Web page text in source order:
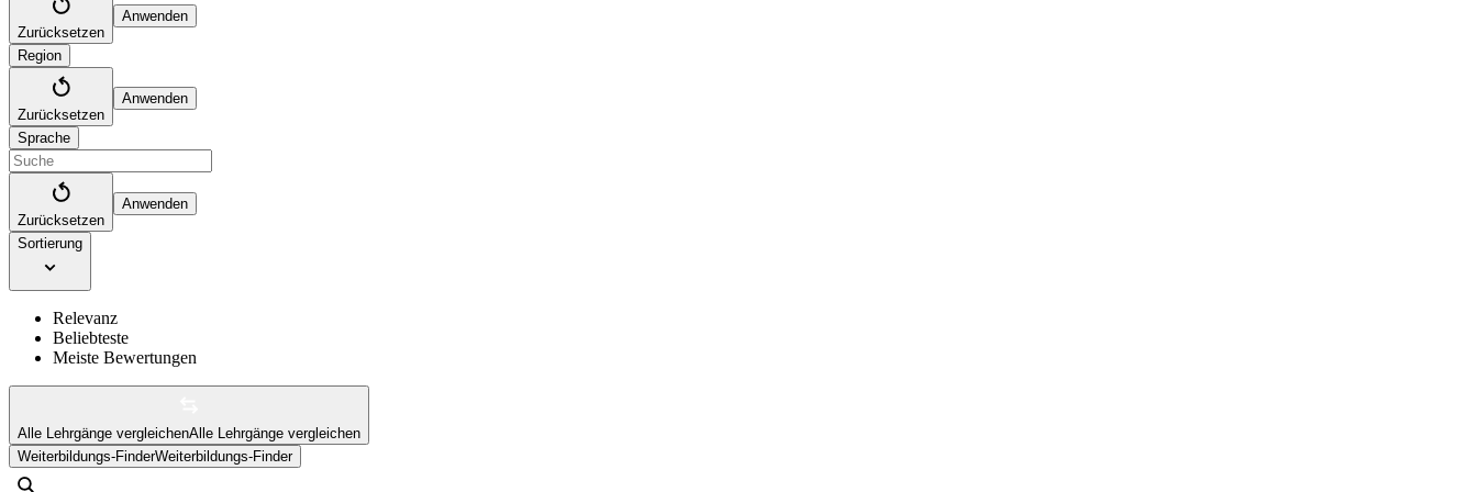
Zurücksetzen
Anwenden
Region
Zurücksetzen
Anwenden
Sprache
Zurücksetzen
Anwenden
Sortierung
Relevanz
Beliebteste
Meiste Bewertungen
Alle Lehrgänge vergleichenAlle Lehrgänge vergleichen
Weiterbildungs-FinderWeiterbildungs-Finder